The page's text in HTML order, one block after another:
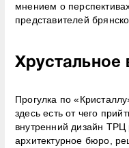
мнением о
представителей
Хрустальное
Прогулка по
здесь есть от чего
внутренний дизайн ТРЦ
архитектурное бюро,